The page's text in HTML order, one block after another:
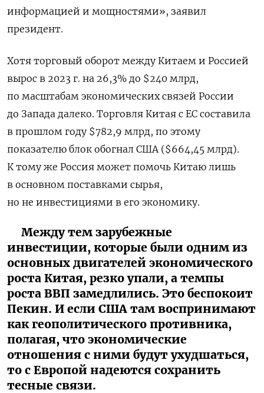
информацией и мощностями», заявил
президент.
Хотя торговый оборот между Китаем и Россией
вырос в 2023 г. на 26,3% до $240 млрд,
по масштабам экономических связей России
до Запада далеко. Торговля Китая с ЕС составила
в прошлом году $782,9 млрд, по этому
показателю блок обогнал США ($664,45 млрд).
К тому же Россия может помочь Китаю лишь
в основном поставками сырья,
но не инвестициями в его экономику.
Между тем зарубежные
инвестиции, которые были одним из
основных двигателей экономического
роста Китая, резко упали, а темпы
роста ВВП замедлились. Это беспокоит
Пекин. И если США там воспринимают
как геополитического противника,
полагая, что экономические
отношения с ними будут ухудшаться,
то с Европой надеются сохранить
тесные связи.